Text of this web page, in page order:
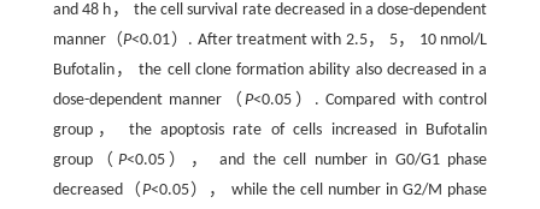
and 48 h， the cell survival rate decreased in a dose-dependent
manner（P<0.01）. After treatment with 2.5， 5， 10 nmol/L
Bufotalin， the cell clone formation ability also decreased in a
dose-dependent manner（P<0.05）. Compared with control
group， the apoptosis rate of cells increased in Bufotalin
group（ P<0.05）， and the cell number in G0/G1 phase
decreased（P<0.05）， while the cell number in G2/M phase